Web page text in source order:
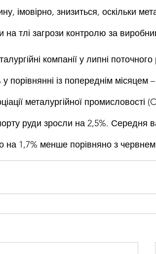
імовірно, знизиться, оскільки
на тлі загрози контролю за
компанії у липні
у порівнянні із попереднім
металургійної промисловості
руди зросли на 2,5%. Середня
на 1,7% менше порівняно з